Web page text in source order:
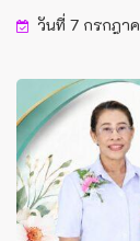
วันที่ 7 กรกฎา